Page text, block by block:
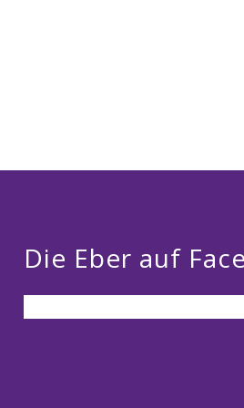
Die Eber auf